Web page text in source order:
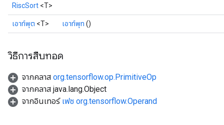
RiscSort <T>
เอาท์พุต <T> เอาท์พุท ()
วิธีการสืบทอด
จากคลาส org.tensorflow.op.PrimitiveOp
จากคลาส java.lang.Object
จากอินเทอร์ เฟซ org.tensorflow.Operand